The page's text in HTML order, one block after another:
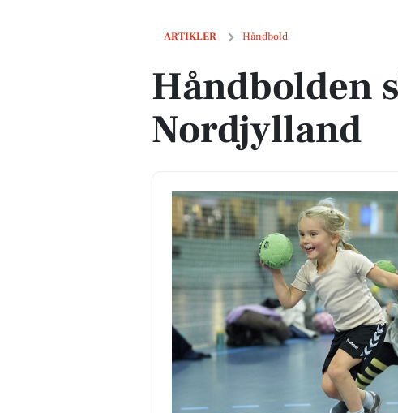
ARTIKLER Håndbold
Håndbolden skyder frem i Nordjylland
Håndbolden
Nordjylland